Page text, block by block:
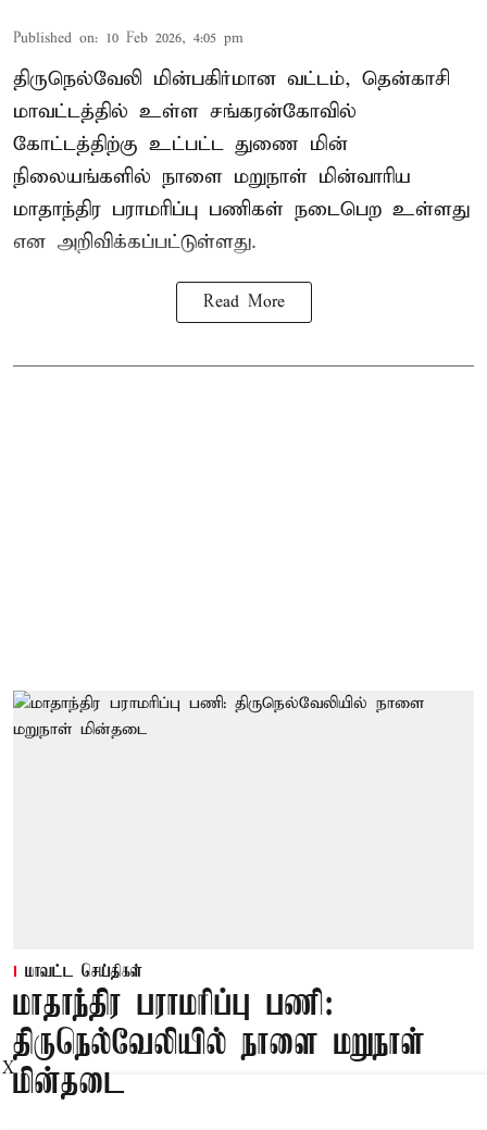
Published on: 10 Feb 2026, 4:05 pm
திருநெல்வேலி மின்பகிர்மான வட்டம், தென்காசி
மாவட்டத்தில் உள்ள சங்கரன்கோவில்
கோட்டத்திற்கு உட்பட்ட துணை மின்
நிலையங்களில் நாளை மறுநாள் மின்வாரிய
மாதாந்திர பராமரிப்பு பணிகள் நடைபெற உள்ளது
என அறிவிக்கப்பட்டுள்ளது.
Read More
மாவட்ட செய்திகள்
மாதாந்திர பராமரிப்பு பணி:
திருநெல்வேலியில் நாளை மறுநாள்
மின்தடை
X